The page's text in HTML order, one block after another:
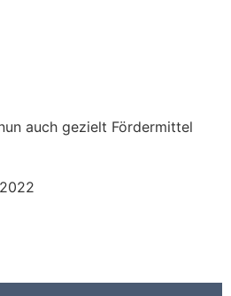
auch gezielt Fördermittel